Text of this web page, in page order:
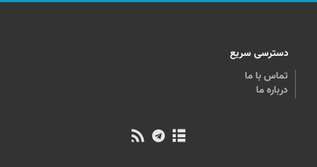
دسترسی سریع
تماس با ما
درباره ما